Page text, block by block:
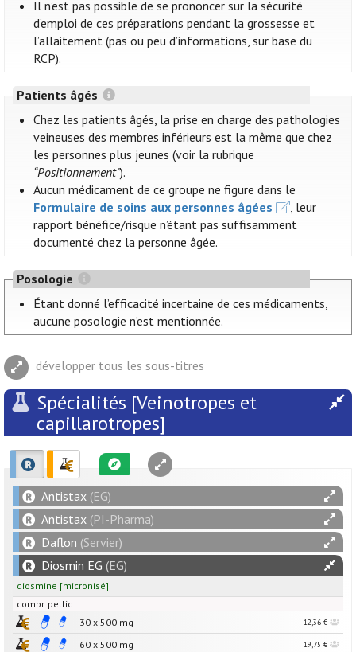
Il n’est pas possible de se prononcer sur la sécurité
d’emploi de ces préparations pendant la grossesse et
l’allaitement (pas ou peu d’informations, sur base du
RCP).
Patients âgés
Chez les patients âgés, la prise en charge des pathologies
veineuses des membres inférieurs est la même que chez
les personnes plus jeunes (voir la rubrique
“Positionnement”).
Aucun médicament de ce groupe ne figure dans le
Formulaire de soins aux personnes âgées
, leur
rapport bénéfice/risque n’étant pas suffisamment
documenté chez la personne âgée.
Posologie
Étant donné l’efficacité incertaine de ces médicaments,
aucune posologie n’est mentionnée.
développer tous les sous-titres
Spécialités [Veinotropes et
capillarotropes]
Antistax (EG)
Antistax (PI-Pharma)
Daflon (Servier)
Diosmin EG (EG)
diosmine [micronisé]
compr. pellic.
30 x 500 mg 12,36 €
60 x 500 mg 19,75 €